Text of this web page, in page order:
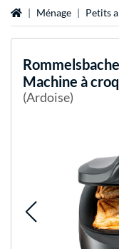
Page d'accueil
Ménage Petits
Machine à
(Ardoise)